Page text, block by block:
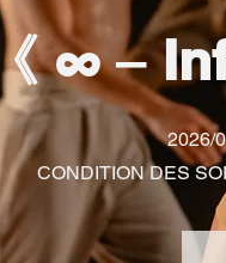
《 ∞ ‒
2026/
CONDITION DES